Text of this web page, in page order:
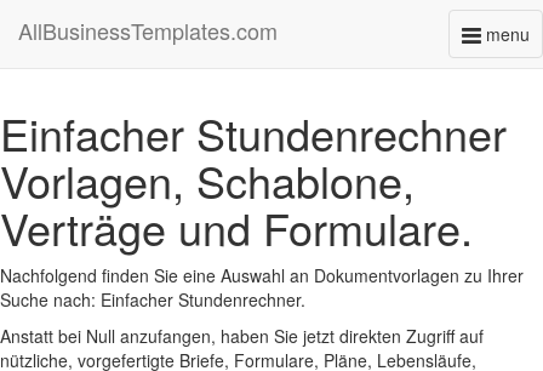
menu
AllBusinessTemplates.com
Einfacher Stundenrechner
Vorlagen, Schablone,
Verträge und Formulare.
Nachfolgend finden Sie eine Auswahl an Dokumentvorlagen zu Ihrer
Suche nach: Einfacher Stundenrechner.
Anstatt bei Null anzufangen, haben Sie jetzt direkten Zugriff auf
nützliche, vorgefertigte Briefe, Formulare, Pläne, Lebensläufe,